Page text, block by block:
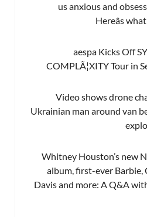
us anxious and
Hereâs
aespa Kicks Off
COMPLÃ¦XITY Tour in
Video shows drone
Ukrainian man around van
Whitney Houston’s new
album, first-ever Barbie,
Davis and more: A Q&A